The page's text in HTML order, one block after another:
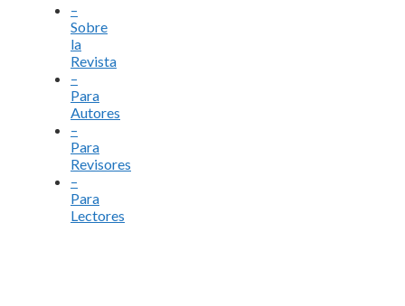
–
Sobre
la
Revista
–
Para
Autores
–
Para
Revisores
–
Para
Lectores